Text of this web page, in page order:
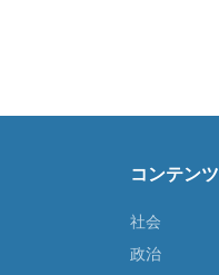
コンテンツ
社会
政治